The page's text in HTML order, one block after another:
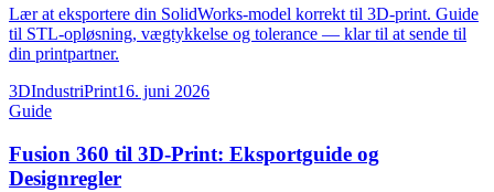
Lær at eksportere din SolidWorks-model korrekt til 3D-print. Guide
til STL-opløsning, vægtykkelse og tolerance — klar til at sende til
din printpartner.
3DIndustriPrint16. juni 2026
Guide
Fusion 360 til 3D-Print: Eksportguide og
Designregler